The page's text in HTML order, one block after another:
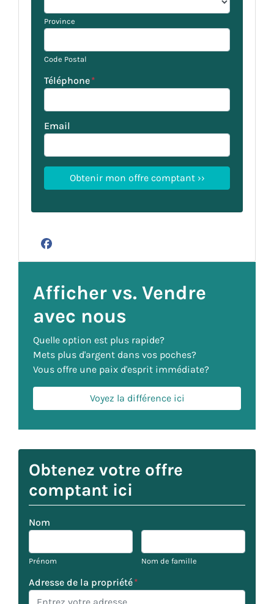
Province
Code Postal
Téléphone*
Email
Facebook
Afficher vs. Vendre
avec nous
Quelle option est plus rapide?
Mets plus d'argent dans vos poches?
Vous offre une paix d'esprit immédiate?
Voyez la différence ici
Obtenez votre offre
comptant ici
Nom
Prénom Nom de famille
Adresse de la propriété*